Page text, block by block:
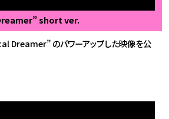
short ver.
Dreamer” のパワーアップした映像を公